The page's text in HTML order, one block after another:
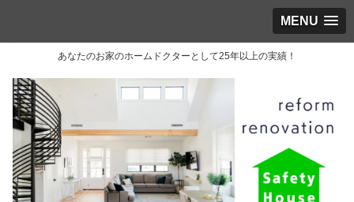
MENU
あなたのお家のホームドクターとして25年以上の実績！